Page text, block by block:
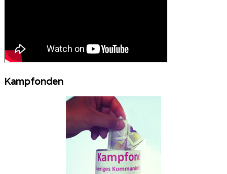
Kampfonden